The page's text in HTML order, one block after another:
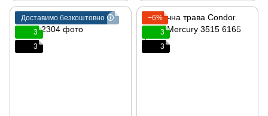
Доставимо безкоштовно 🛈
3
3
−6%
3
3